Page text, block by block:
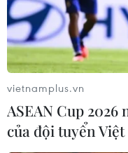
Hai bên chia sẻ
phương của Trung
khu vực và trao đổi
thử tên lửa.
vietnamplus.vn
ASEAN Cup
của đội tuyển